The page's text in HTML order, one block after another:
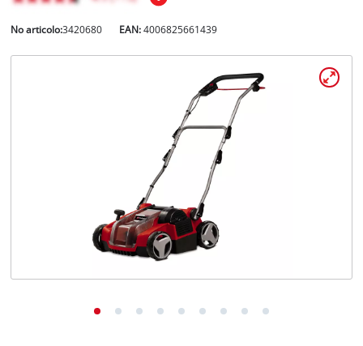
No articolo:3420680 EAN:4006825661439